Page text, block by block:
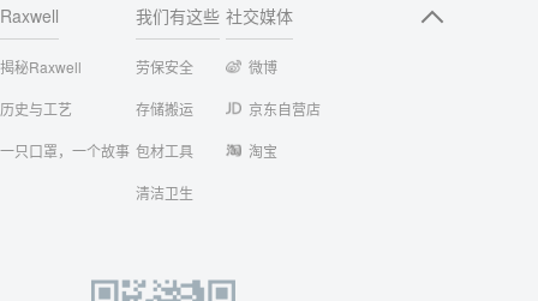
Raxwell
揭秘Raxwell
历史与工艺
一只口罩，一个故事
我们有这些
劳保安全
存储搬运
包材工具
清洁卫生
社交媒体
微博
京东自营店
淘宝